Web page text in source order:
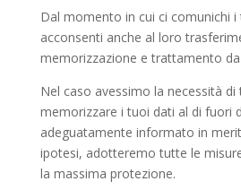
Dal momento in cui ci comunichi
acconsenti anche al loro
memorizzazione e trattamento
Nel caso avessimo la necessità
memorizzare i tuoi dati al di fuori
adeguatamente informato in
ipotesi, adotteremo tutte le
la massima protezione.